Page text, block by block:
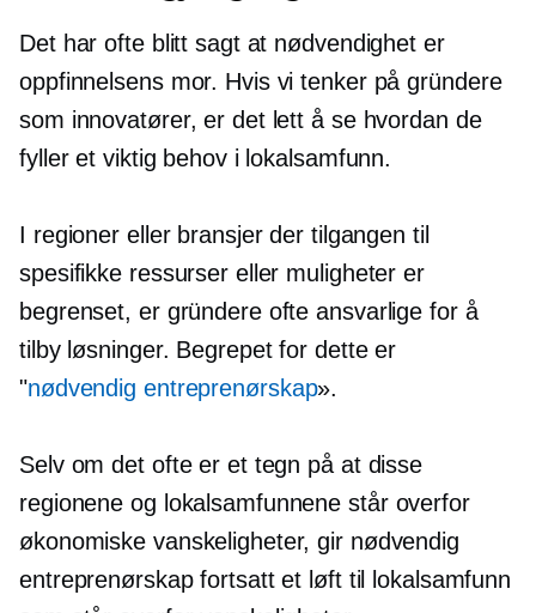
Det har ofte blitt sagt at nødvendighet er
oppfinnelsens mor. Hvis vi tenker på gründere
som innovatører, er det lett å se hvordan de
fyller et viktig behov i lokalsamfunn.
I regioner eller bransjer der tilgangen til
spesifikke ressurser eller muligheter er
begrenset, er gründere ofte ansvarlige for å
tilby løsninger. Begrepet for dette er
"nødvendig entreprenørskap».
Selv om det ofte er et tegn på at disse
regionene og lokalsamfunnene står overfor
økonomiske vanskeligheter, gir nødvendig
entreprenørskap fortsatt et løft til lokalsamfunn